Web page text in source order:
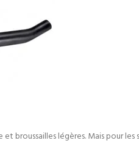
broussailles légères. Mais pour